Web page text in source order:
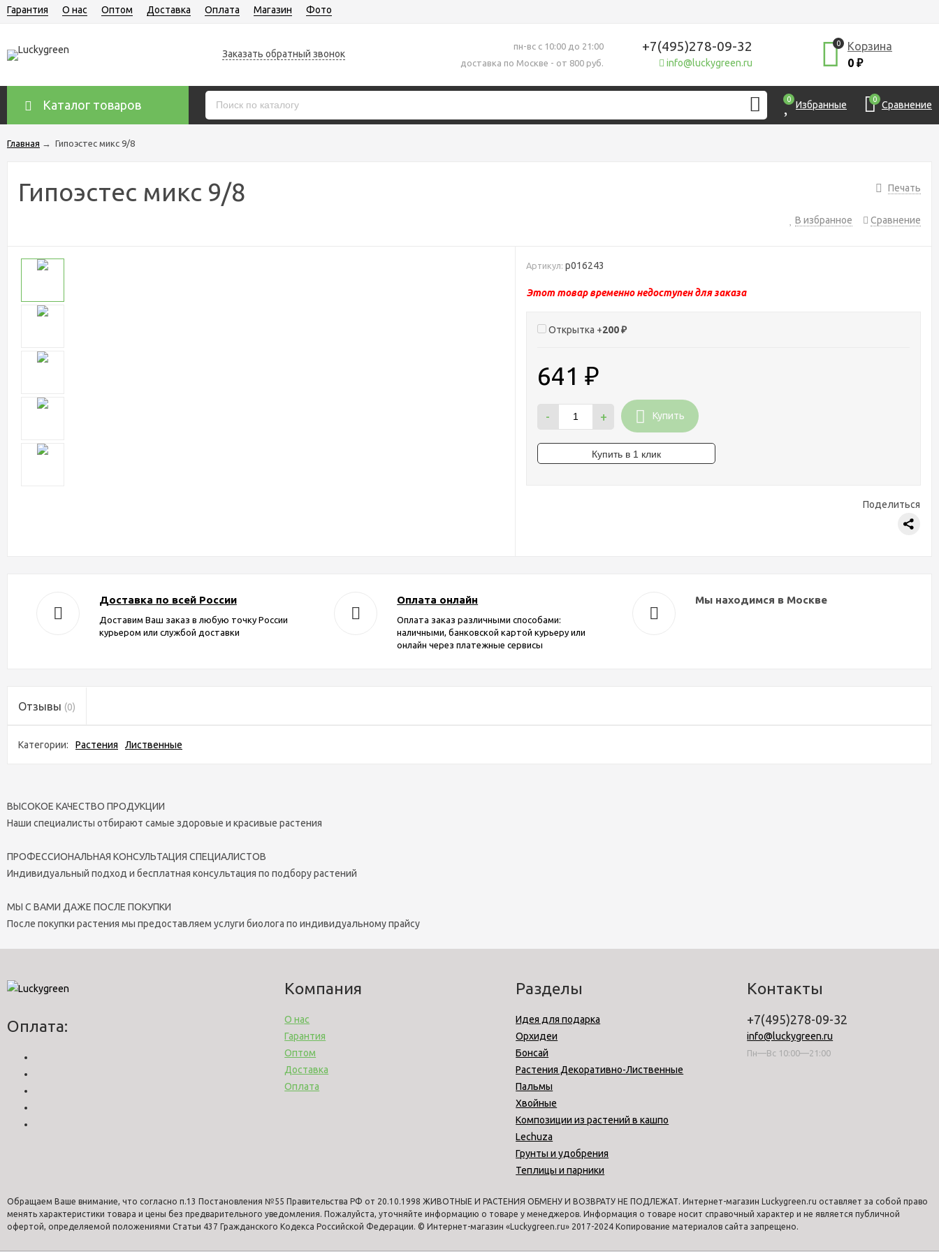
Гарантия О нас Оптом Доставка Оплата Магазин Фото
Заказать обратный звонок
пн-вс с 10:00 до 21:00
доставка по Москве - от 800 руб.
+7(495)278-09-32
info@luckygreen.ru
0
Корзина
0 ₽
Каталог товаров 0 Избранные 0 Сравнение
Главная → Гипоэстес микс 9/8
Печать
Гипоэстес микс 9/8
В избранное Сравнение
Артикул: р016243
Этот товар временно недоступен для заказа
Открытка +200₽
641₽
- + Купить
Поделиться
Доставка по всей России
Доставим Ваш заказ в любую точку России
курьером или службой доставки
Оплата онлайн
Оплата заказ различными способами:
наличными, банковской картой курьеру или
онлайн через платежные сервисы
Мы находимся в Москве
Отзывы (0)
Категории: Растения Лиственные
ВЫСОКОЕ КАЧЕСТВО ПРОДУКЦИИ
Наши специалисты отбирают самые здоровые и красивые растения
ПРОФЕССИОНАЛЬНАЯ КОНСУЛЬТАЦИЯ СПЕЦИАЛИСТОВ
Индивидуальный подход и бесплатная консультация по подбору растений
МЫ С ВАМИ ДАЖЕ ПОСЛЕ ПОКУПКИ
После покупки растения мы предоставляем услуги биолога по индивидуальному прайсу
Оплата:
Компания
О нас
Гарантия
Оптом
Доставка
Оплата
Разделы
Идея для подарка
Орхидеи
Бонсай
Растения Декоративно-Лиственные
Пальмы
Хвойные
Композиции из растений в кашпо
Lechuza
Грунты и удобрения
Теплицы и парники
Контакты
+7(495)278-09-32
info@luckygreen.ru
Пн—Вс 10:00—21:00
Обращаем Ваше внимание, что согласно п.13 Постановления №55 Правительства РФ от 20.10.1998 ЖИВОТНЫЕ И РАСТЕНИЯ ОБМЕНУ И ВОЗВРАТУ НЕ ПОДЛЕЖАТ. Интернет-магазин Luckygreen.ru оставляет за собой право
менять характеристики товара и цены без предварительного уведомления. Пожалуйста, уточняйте информацию о товаре у менеджеров. Информация о товаре носит справочный характер и не является публичной
офертой, определяемой положениями Статьи 437 Гражданского Кодекса Российской Федерации. © Интернет-магазин «Luckygreen.ru» 2017-2024 Копирование материалов сайта запрещено.